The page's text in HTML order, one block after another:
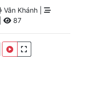
Vân Khánh |
87